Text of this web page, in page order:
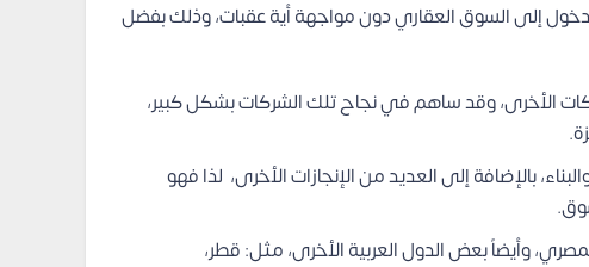
إلى السوق العقاري دون مواجهة أية عقبات، وذلك بفضل
الأخرى، وقد ساهم في نجاح تلك الشركات بشكل كبير،
والبناء، بالإضافة إلى العديد من الإنجازات الأخرى، لذا فهو
وأيضاً بعض الدول العربية الأخرى، مثل: قطر،